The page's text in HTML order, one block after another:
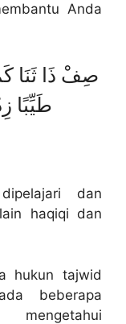
Anda
صِفْ ذَا ثَنَا
طَيِّبًا
dan
haqiqi dan
hukun tajwid
beberapa
mengetahui